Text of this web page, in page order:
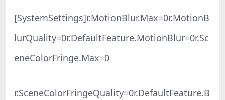
[SystemSettings]r.MotionBlur.Max=0r.MotionB
lurQuality=0r.DefaultFeature.MotionBlur=0r.Sc
eneColorFringe.Max=0
r.SceneColorFringeQuality=0r.DefaultFeature.B